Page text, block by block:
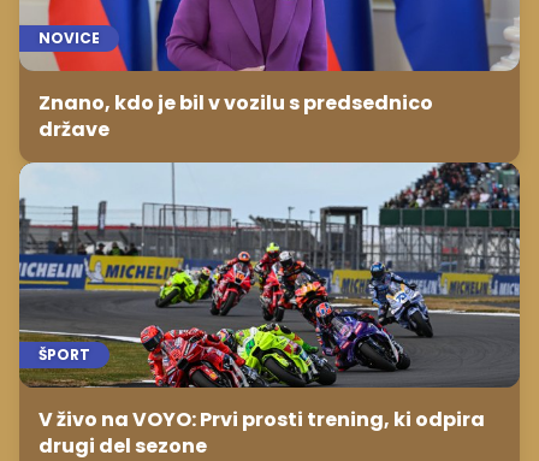
NOVICE
Znano, kdo je bil v vozilu s predsednico
države
ŠPORT
V živo na VOYO: Prvi prosti trening, ki odpira
drugi del sezone